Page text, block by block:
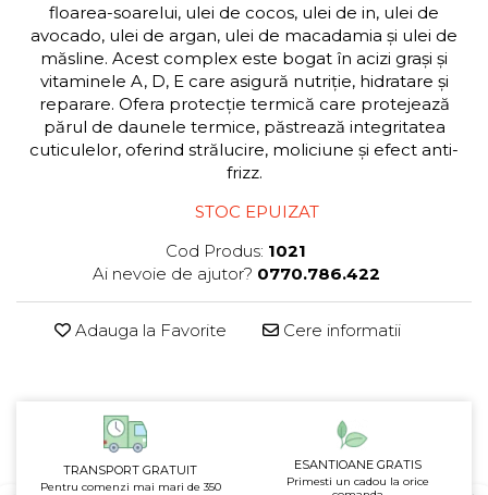
floarea-soarelui, ulei de cocos, ulei de in, ulei de
avocado, ulei de argan, ulei de macadamia și ulei de
măsline. Acest complex este bogat în acizi grași și
vitaminele A, D, E care asigură nutriție, hidratare și
reparare. Ofera protecție termică care protejează
părul de daunele termice, păstrează integritatea
cuticulelor, oferind strălucire, moliciune și efect anti-
frizz.
STOC EPUIZAT
Cod Produs: 1021
Ai nevoie de ajutor? 0770.786.422
Adauga la Favorite Cere informatii
TRANSPORT GRATUIT
Pentru comenzi mai mari de 350
ESANTIOANE GRATIS
Primesti un cadou la orice